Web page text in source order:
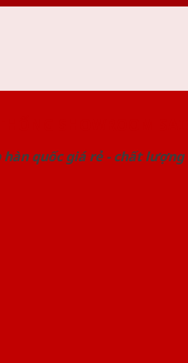
quốc giá rẻ - chất lượng